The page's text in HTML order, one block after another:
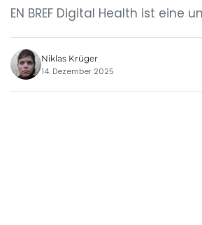
EN BREF Digital Health ist
Niklas Krüger
14. Dezember 2025